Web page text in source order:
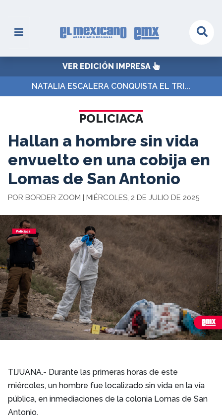
VER EDICIÓN IMPRESA
NATALIA ESCALERA CONQUISTA EL TRI...
POLICIACA
Hallan a hombre sin vida
envuelto en una cobija en
Lomas de San Antonio
POR BORDER ZOOM | MIÉRCOLES, 2 DE JULIO DE 2025
TIJUANA.- Durante las primeras horas de este
miércoles, un hombre fue localizado sin vida en la vía
pública, en inmediaciones de la colonia Lomas de San
Antonio.